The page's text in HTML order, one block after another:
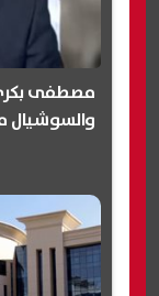
مصطفى
والسوشيال